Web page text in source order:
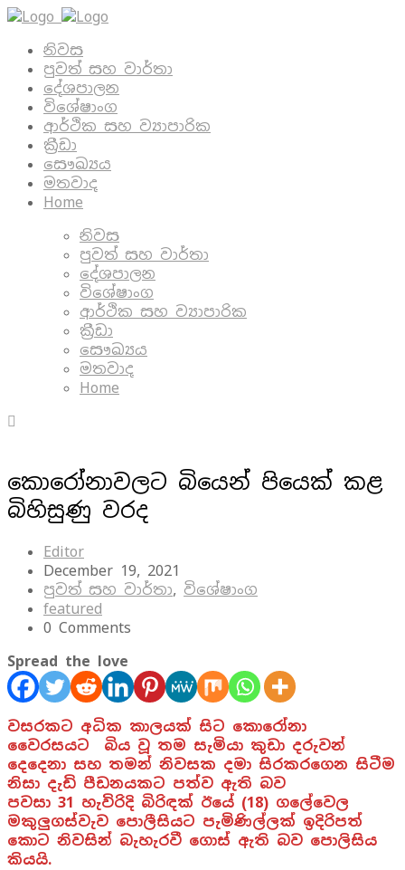
නිවස
පුවත් සහ වාර්තා
දේශපාලන
විශේෂාංග
ආර්ථික සහ ව්‍යාපාරික
ක්‍රීඩා
සෞඛ්‍යය
මතවාද
Home
නිවස
පුවත් සහ වාර්තා
දේශපාලන
විශේෂාංග
ආර්ථික සහ ව්‍යාපාරික
ක්‍රීඩා
සෞඛ්‍යය
මතවාද
Home
කොරෝනාවලට බියෙන් පියෙක් කළ
බිහිසුණු වරද
Editor
December 19, 2021
පුවත් සහ වාර්තා, විශේෂාංග
featured
0 Comments
Spread the love
වසරකට අධික කාලයක් සිට කොරෝනා
වෛරසයට බිය වූ තම සැමියා කුඩා දරුවන්
දෙදෙනා සහ තමන් නිවසක දමා සිරකරගෙන සිටීම
නිසා දැඩි පීඩනයකට පත්ව ඇති බව
පවසා 31 හැවිරිදි බිරිඳක් ඊයේ (18) ගලේවෙල
මකුලුගස්වැව පොලීසියට පැමිණිල්ලක් ඉදිරිපත්
කොට නිවසින් බැහැරවී ගොස් ඇති බව පොලිසිය
කියයි.